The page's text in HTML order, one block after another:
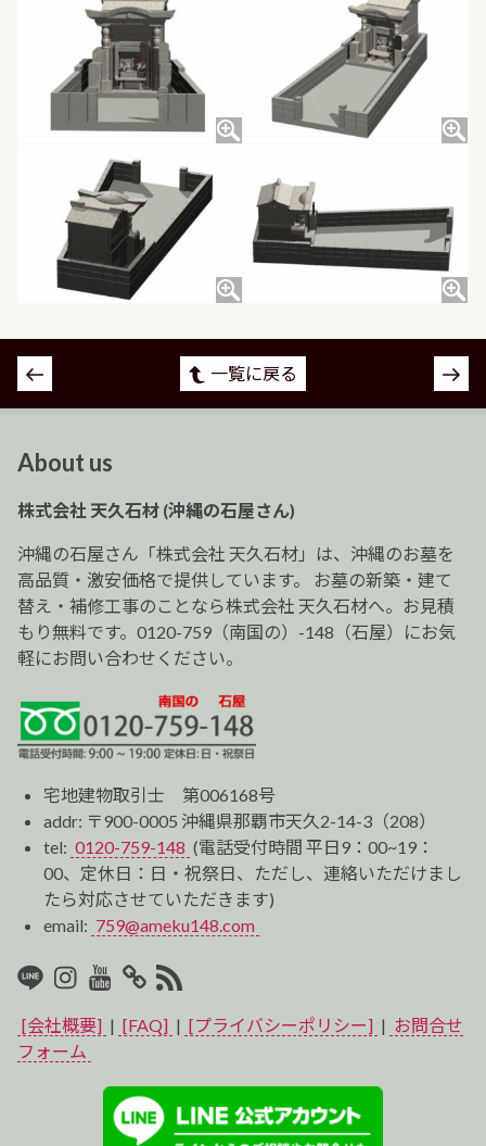
投
稿
ゲ
ー
シ
ョ
ン
一覧に戻る
About us
株式会社 天久石材 (沖縄の石屋さん)
沖縄の石屋さん「株式会社 天久石材」は、沖縄のお墓を
高品質・激安価格で提供しています。 お墓の新築・建て
替え・補修工事のことなら株式会社 天久石材へ。お見積
もり無料です。0120-759（南国の）-148（石屋）にお気
軽にお問い合わせください。
宅地建物取引士 第006168号
addr: 〒900-0005 沖縄県那覇市天久2-14-3（208）
tel: 0120-759-148 (電話受付時間 平日9：00~19：
00、定休日：日・祝祭日、ただし、連絡いただけまし
たら対応させていただきます)
email: 759@ameku148.com
LINEInstagram
Youtube
マ
イ
ス
ト
RSS2
[会社概要] | [FAQ] | [プライバシーポリシー] | お問合せ
フォーム